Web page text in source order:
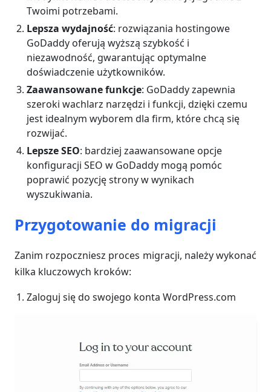
Twoimi potrzebami.
Lepsza wydajność: rozwiązania hostingowe
GoDaddy oferują wyższą szybkość i
niezawodność, gwarantując optymalne
doświadczenie użytkowników.
Zaawansowane funkcje: GoDaddy zapewnia
szeroki wachlarz narzędzi i funkcji, dzięki czemu
jest idealnym wyborem dla firm, które chcą się
rozwijać.
Lepsze SEO: bardziej zaawansowane opcje
konfiguracji SEO w GoDaddy mogą pomóc
poprawić pozycję strony w wynikach
wyszukiwania.
Przygotowanie do migracji
Zanim rozpoczniesz proces migracji, należy wykonać
kilka kluczowych kroków:
Zaloguj się do swojego konta WordPress.com